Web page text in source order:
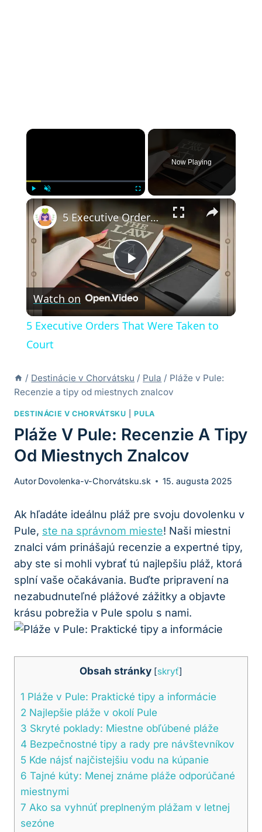
×
Now Playing
×
Play
Video
5 Executive Orders That Were Taken to Court
Watch on
5 Executive Orders That Were Taken to
Court
/ Destinácie v Chorvátsku / Pula / Pláže v Pule:
Recenzie a tipy od miestnych znalcov
DESTINÁCIE V CHORVÁTSKU |PULA
Pláže V Pule: Recenzie A Tipy
Od Miestnych Znalcov
Autor Dovolenka-v-Chorvátsku.sk 15. augusta 2025
Ak hľadáte ideálnu pláž pre svoju dovolenku v
Pule, ste na správnom mieste! Naši miestni
znalci vám prinášajú recenzie a expertné tipy,
aby ste si mohli vybrať tú najlepšiu pláž, ktorá
splní vaše očakávania. Buďte pripravení na
nezabudnuteľné plážové zážitky a objavte
krásu pobrežia v Pule spolu s nami.
Obsah stránky [skryť]
1 Pláže v Pule: Praktické tipy a informácie
2 Najlepšie pláže v okolí Pule
3 Skryté poklady: Miestne obľúbené pláže
4 Bezpečnostné tipy a rady pre návštevníkov
5 Kde nájsť najčistejšiu vodu na kúpanie
6 Tajné kúty: Menej známe pláže odporúčané
miestnymi
7 Ako sa vyhnúť preplneným plážam v letnej
sezóne